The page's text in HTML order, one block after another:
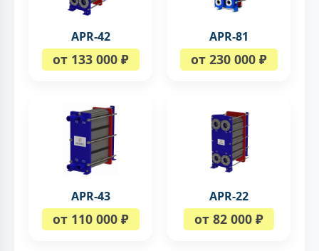
APR-42
от 133 000 ₽
APR-81
от 230 000 ₽
APR-43
от 110 000 ₽
APR-22
от 82 000 ₽